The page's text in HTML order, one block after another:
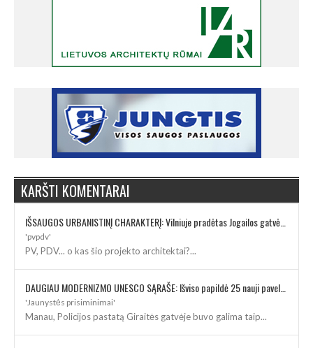
KARŠTI KOMENTARAI
'pvpdv'
PV, PDV... o kas šio projekto architektai?...
'Jaunystės prisiminimai'
Manau, Policijos pastatą Giraitės gatvėje buvo galima taip...